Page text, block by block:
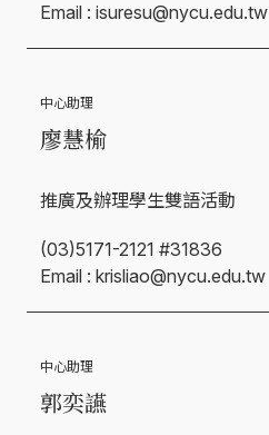
Email : isuresu@nycu.edu.tw
中心助理
廖慧榆
推廣及辦理學生雙語活動
(03)5171-2121 #31836
Email : krisliao@nycu.edu.tw
中心助理
郭奕讌